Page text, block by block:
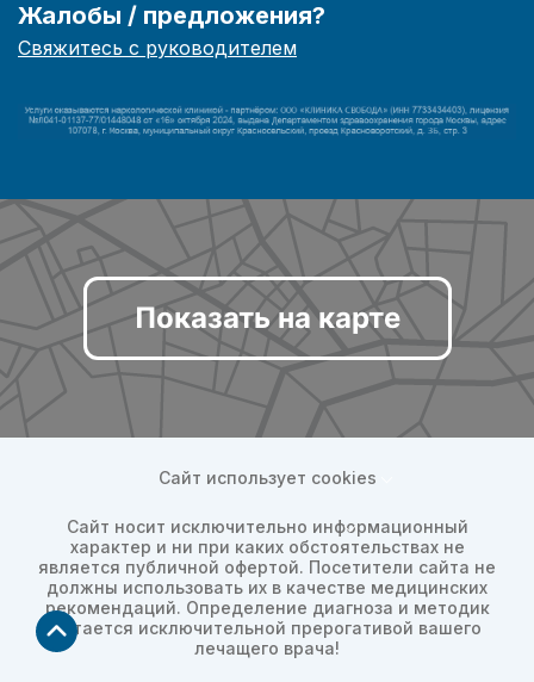
Жалобы / предложения?
Свяжитесь с руководителем
Показать на карте
Сайт использует cookies
Сайт носит исключительно информационный
характер и ни при каких обстоятельствах не
является публичной офертой. Посетители сайта не
должны использовать их в качестве медицинских
рекомендаций. Определение диагноза и методик
остается исключительной прерогативой вашего
лечащего врача!